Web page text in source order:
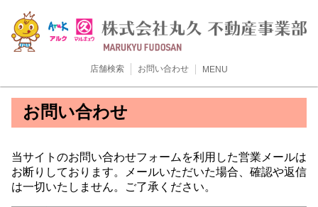
店舗検索 お問い合わせ MENU
お問い合わせ
当サイトのお問い合わせフォームを利用した営業メールは
お断りしております。メールいただいた場合、確認や返信
は一切いたしません。ご了承ください。